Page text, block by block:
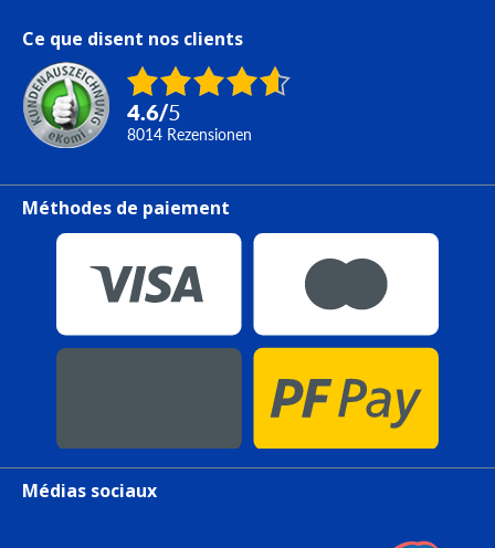
Ce que disent nos clients
4.6/5
8014 Rezensionen
Méthodes de paiement
Médias sociaux